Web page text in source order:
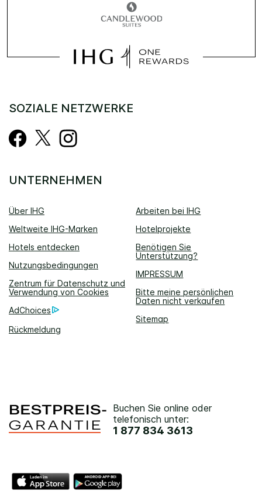
SOZIALE NETZWERKE
UNTERNEHMEN
Über IHG
Arbeiten bei IHG
Weltweite IHG-Marken
Hotelprojekte
Hotels entdecken
Benötigen Sie
Unterstützung?
Nutzungsbedingungen
IMPRESSUM
Zentrum für Datenschutz und
Verwendung von Cookies
Bitte meine persönlichen
Daten nicht verkaufen
AdChoices
Sitemap
Rückmeldung
Buchen Sie online oder
telefonisch unter:
1 877 834 3613